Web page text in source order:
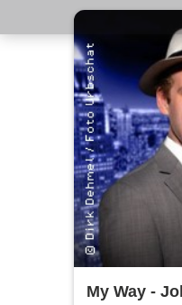
My Way -